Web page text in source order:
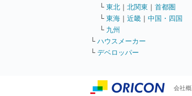
└ 東北 ｜ 北関東 ｜ 首都圏
└ 東海 ｜ 近畿 ｜ 中国・四国
└ 九州
└ ハウスメーカー
└ デベロッパー
会社